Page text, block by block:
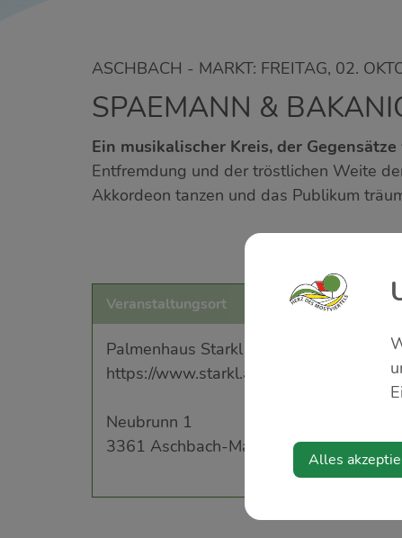
ASCHBACH - MARKT: FREITAG, 02.
SPAEMANN &
Ein musikalischer Kreis, der
Entfremdung und der tröstlichen Weite
Akkordeon tanzen und das Publikum
Veranstaltungsort
Palmenhaus Starkl
https://www.starkl.at/Standorte/
Neubrunn 1
3361 Aschbach-Markt
Alles